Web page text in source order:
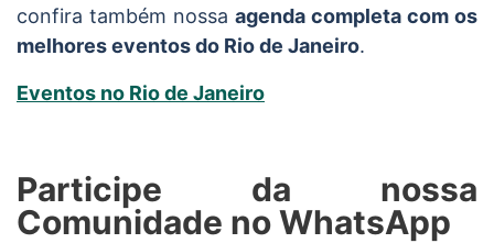
confira também nossa agenda completa com os
melhores eventos do Rio de Janeiro.
Eventos no Rio de Janeiro
Participe da nossa
Comunidade no WhatsApp